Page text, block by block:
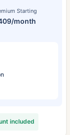
Starting
month
included